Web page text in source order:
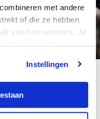
met andere
of die ze hebben
van hun services. Je
Cookiepagina.
Instellingen